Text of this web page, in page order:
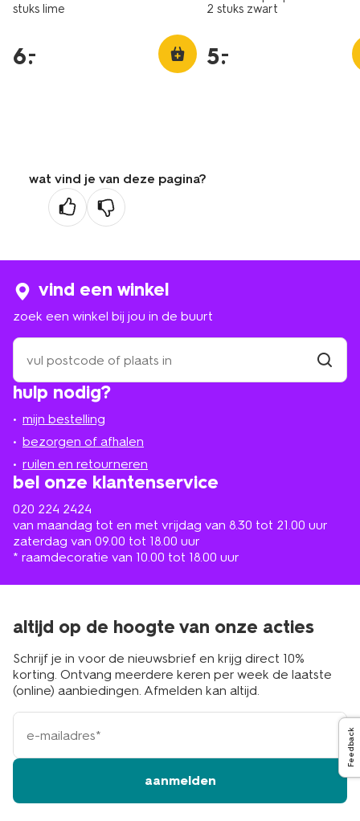
stuks lime
6.
–
2 stuks zwart
5.
–
wat vind je van deze pagina?
hulp nodig?
mijn bestelling
bezorgen of afhalen
ruilen en retourneren
bel onze klantenservice
020 224 2424
van maandag tot en met vrijdag van 8.30 tot 21.00 uur
zaterdag van 09.00 tot 18.00 uur
* raamdecoratie van 10.00 tot 18.00 uur
vind een winkel
zoek een winkel bij jou in de buurt
zoek
een
winkel
bij
in
de
buurt
altijd op de hoogte van onze acties
Schrijf je in voor de nieuwsbrief en krijg direct 10%
korting. Ontvang meerdere keren per week de laatste
(online) aanbiedingen. Afmelden kan altijd.
e-
mailadres
aanmelden
Feedback